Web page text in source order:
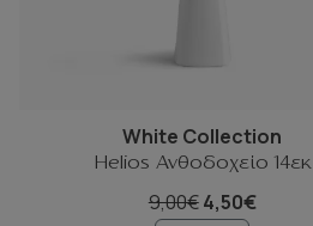
White Collection
Helios Ανθοδοχείο 14εκ
9,00€4,50€